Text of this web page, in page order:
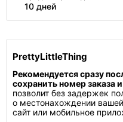
10 дней
PrettyLittleThing
Рекомендуется сразу
сохранить номер заказа
позволит без задержек
о местонахождении
сайт или мобильное